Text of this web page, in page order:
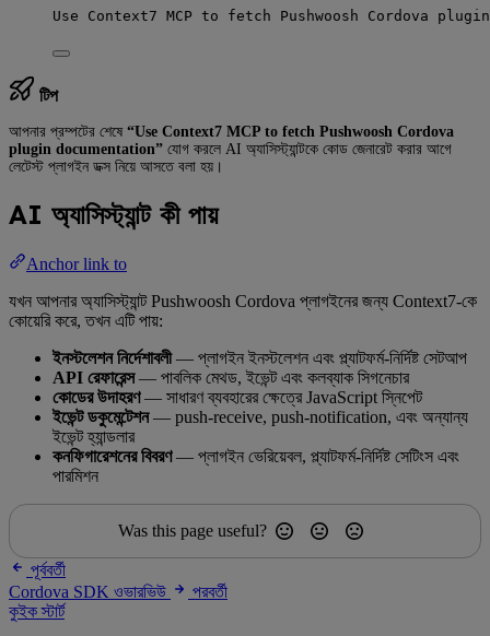
Use Context7 MCP to fetch Pushwoosh Cordova
টিপ
আপনার প্রম্পটের শেষে “Use Context7 MCP to fetch Pushwoosh Cordova
plugin documentation” যোগ করলে AI অ্যাসিস্ট্যান্টকে কোড জেনারেট করার আগে
লেটেস্ট প্লাগইন ডক্স নিয়ে আসতে বলা হয়।
AI অ্যাসিস্ট্যান্ট কী পায়
Anchor link to
যখন আপনার অ্যাসিস্ট্যান্ট Pushwoosh Cordova প্লাগইনের জন্য Context7-কে
কোয়েরি করে, তখন এটি পায়:
ইনস্টলেশন নির্দেশাবলী— প্লাগইন ইনস্টলেশন এবং প্ল্যাটফর্ম-নির্দিষ্ট সেটআপ
API রেফারেন্স— পাবলিক মেথড, ইভেন্ট এবং কলব্যাক সিগনেচার
কোডের উদাহরণ— সাধারণ ব্যবহারের ক্ষেত্রে JavaScript স্নিপেট
ইভেন্ট ডকুমেন্টেশন— push-receive, push-notification, এবং অন্যান্য
ইভেন্ট হ্যান্ডলার
কনফিগারেশনের বিবরণ— প্লাগইন ভেরিয়েবল, প্ল্যাটফর্ম-নির্দিষ্ট সেটিংস এবং
পারমিশন
Was this page useful?
পূর্ববর্তী
Cordova SDK ওভারভিউ
পরবর্তী
কুইক স্টার্ট